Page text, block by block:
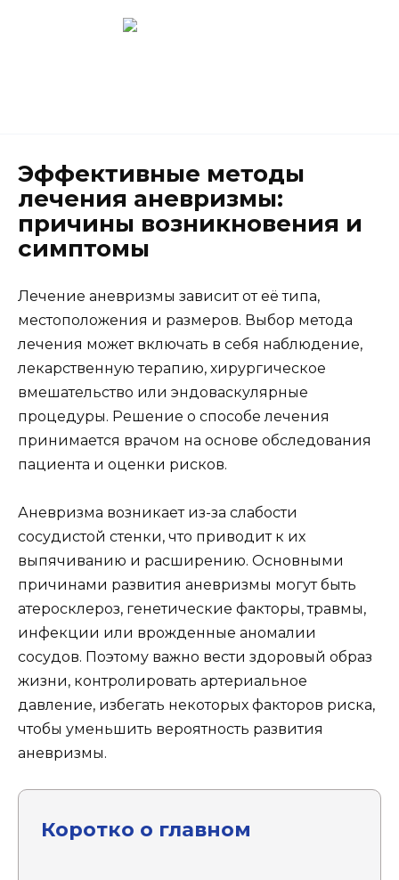
Эффективные методы
лечения аневризмы:
причины возникновения и
симптомы
Лечение аневризмы зависит от её типа,
местоположения и размеров. Выбор метода
лечения может включать в себя наблюдение,
лекарственную терапию, хирургическое
вмешательство или эндоваскулярные
процедуры. Решение о способе лечения
принимается врачом на основе обследования
пациента и оценки рисков.
Аневризма возникает из-за слабости
сосудистой стенки, что приводит к их
выпячиванию и расширению. Основными
причинами развития аневризмы могут быть
атеросклероз, генетические факторы, травмы,
инфекции или врожденные аномалии
сосудов. Поэтому важно вести здоровый образ
жизни, контролировать артериальное
давление, избегать некоторых факторов риска,
чтобы уменьшить вероятность развития
аневризмы.
Коротко о главном